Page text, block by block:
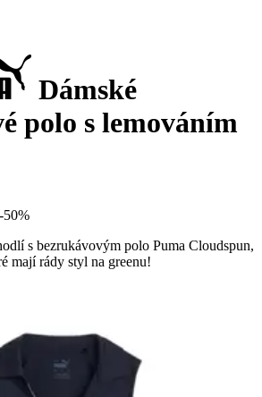
Dámské
polo s lemováním
-50%
s bezrukávovým polo Puma Cloudspun,
mají rády styl na greenu!